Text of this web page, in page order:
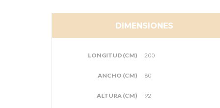
DIMENSIONES
LONGITUD (CM) 200
ANCHO (CM) 80
ALTURA (CM) 92